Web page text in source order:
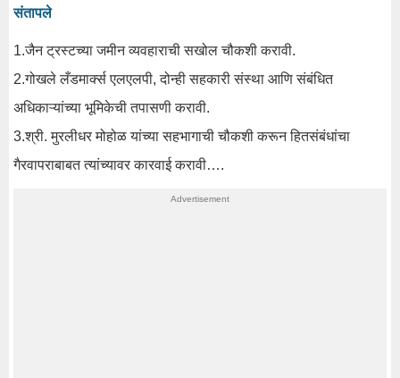
संतापले
1.जैन ट्रस्टच्या जमीन व्यवहाराची सखोल चौकशी करावी.
2.गोखले लँडमार्क्स एलएलपी, दोन्ही सहकारी संस्था आणि संबंधित
अधिकाऱ्यांच्या भूमिकेची तपासणी करावी.
3.श्री. मुरलीधर मोहोळ यांच्या सहभागाची चौकशी करून हितसंबंधांचा
गैरवापराबाबत त्यांच्यावर कारवाई करावी….